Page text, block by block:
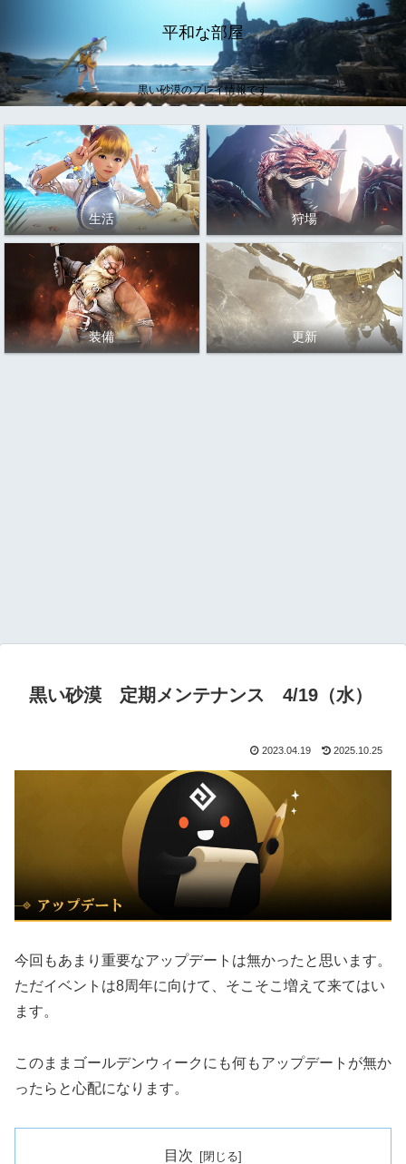
平和な部屋
黒い砂漠のプレイ情報です
生活 狩場
装備 更新
黒い砂漠 定期メンテナンス 4/19（水）
2023.04.19 2025.10.25
今回もあまり重要なアップデートは無かったと思います。
ただイベントは8周年に向けて、そこそこ増えて来てはい
ます。
このままゴールデンウィークにも何もアップデートが無か
ったらと心配になります。
目次